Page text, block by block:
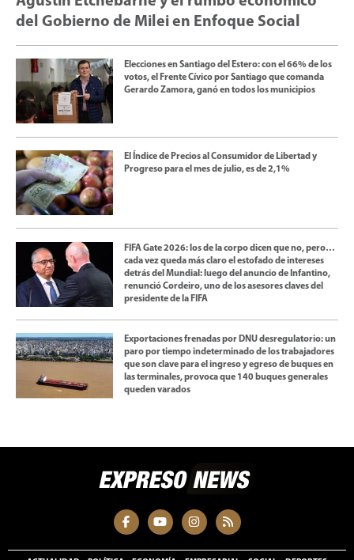
del Gobierno de Milei en Enfoque Social
Elecciones en Santiago del Estero: con el 66% de los
votos, el Frente Cívico por Santiago que comanda
Gerardo Zamora, ganó en todos los municipios
El Índice de Precios al Consumidor de Libertad y
Progreso para el mes de julio, es de 2,1%
FIFA Gate 2026: los de la corpo dicen que no, pero…
cada vez queda más claro el estofado de intereses
detrás del Mundial: luego del anuncio de Infantino,
renunció Cordeiro, uno de los asesores claves del
presidente de la FIFA
Exportaciones frenadas por DNU desregulatorio: un
paro por tiempo indeterminado de los trabajadores
que son clave para el ingreso y egreso de buques en
las terminales, provoca que 140 buques generales
queden varados